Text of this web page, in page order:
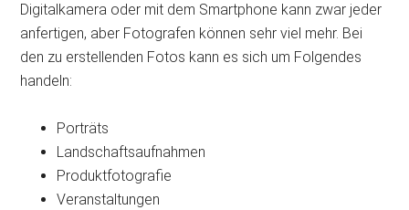
Digitalkamera oder mit dem Smartphone kann zwar jeder
anfertigen, aber Fotografen können sehr viel mehr. Bei
den zu erstellenden Fotos kann es sich um Folgendes
handeln:
Porträts
Landschaftsaufnahmen
Produktfotografie
Veranstaltungen